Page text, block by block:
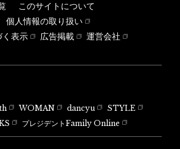
このサイトについて
個人情報の取り扱い
く表示
広告掲載
運営会社
WOMAN dancyu
STYLE
プレジデントFamily Online